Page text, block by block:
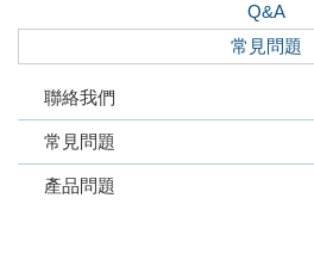
Q&A
常見問題
聯絡我們
常見問題
產品問題